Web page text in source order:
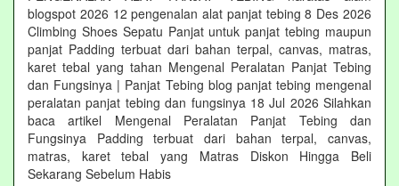
blogspot 2026 12 pengenalan alat panjat tebing 8 Des 2026
Climbing Shoes Sepatu Panjat untuk panjat tebing maupun
panjat Padding terbuat dari bahan terpal, canvas, matras,
karet tebal yang tahan Mengenal Peralatan Panjat Tebing
dan Fungsinya | Panjat Tebing blog panjat tebing mengenal
peralatan panjat tebing dan fungsinya 18 Jul 2026 Silahkan
baca artikel Mengenal Peralatan Panjat Tebing dan
Fungsinya Padding terbuat dari bahan terpal, canvas,
matras, karet tebal yang Matras Diskon Hingga Beli
Sekarang Sebelum Habis‎